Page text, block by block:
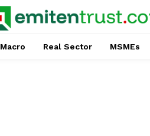
Macro Real Sector MSMEs